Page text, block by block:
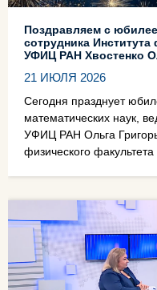
Поздравляем с
сотрудника
УФИЦ РАН Хвостенко
21 ИЮЛЯ 2026
Сегодня празднует
математических наук,
УФИЦ РАН Ольга
физического